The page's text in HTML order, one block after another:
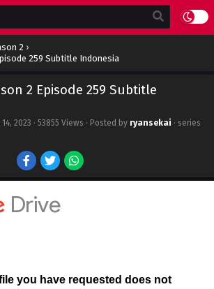
2 ›
259 Subtitle Indonesia
2 Episode 259 Subtitle
2023 · 53855 Views · Posted by ryansekai · series